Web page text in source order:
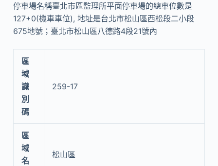
停車場名稱臺北市區監理所平面停車場的總車位數是
127+0(機車車位), 地址是台北市松山區西松段二小段
675地號；臺北市松山區八德路4段21號內
區
域
識
別
碼
259-17
區
域
名
松山區